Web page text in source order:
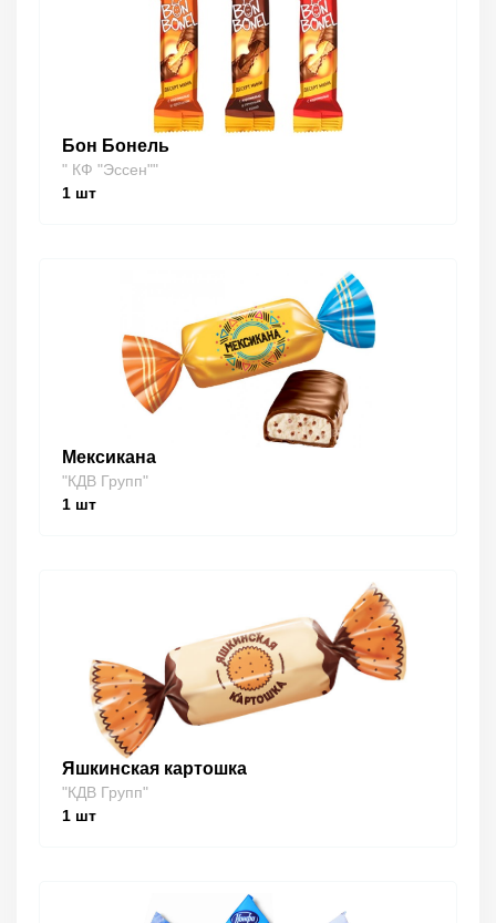
Бон Бонель
" КФ "Эссен""
1 шт
Мексикана
"КДВ Групп"
1 шт
Яшкинская картошка
"КДВ Групп"
1 шт